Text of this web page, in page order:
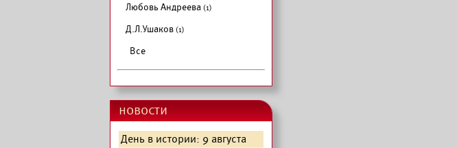
Любовь Андреева (1)
Д.Л.Ушаков (1)
Все
новости
День в истории: 9 августа